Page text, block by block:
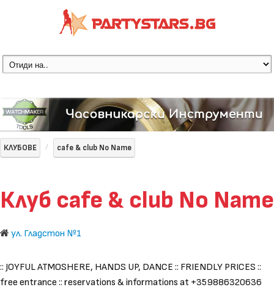
КЛУБОВЕ cafe & club No Name
Клуб cafe & club No Name
ул. Гладстон №1
:: JOYFUL ATMOSHERE, HANDS UP, DANCE :: FRIENDLY PRICES ::
free entrance :: reservations & informations at +359886320636